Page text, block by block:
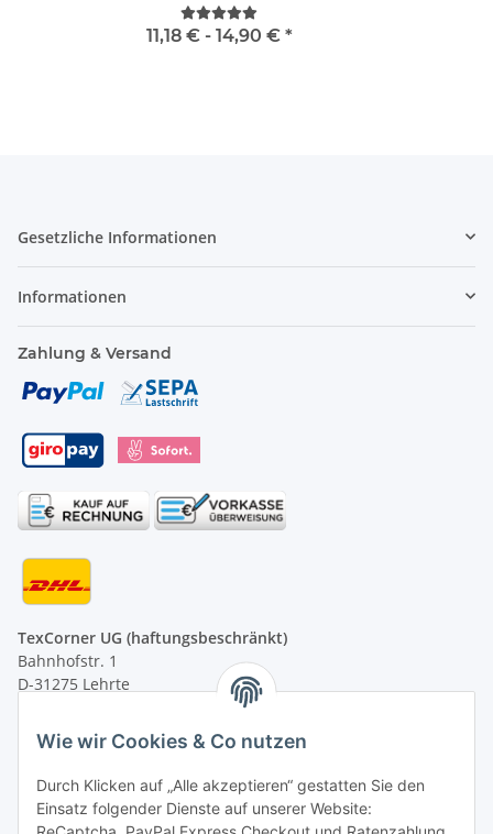
11,18 € - 14,90 € *
Gesetzliche Informationen
Informationen
Zahlung & Versand
TexCorner UG (haftungsbeschränkt)
Bahnhofstr. 1
D-31275 Lehrte
von 09:00 - 13:00 Uhr
Tel: +49 (0) 5132 8230689
Wie wir Cookies & Co nutzen
Durch Klicken auf „Alle akzeptieren“ gestatten Sie den
Einsatz folgender Dienste auf unserer Website: